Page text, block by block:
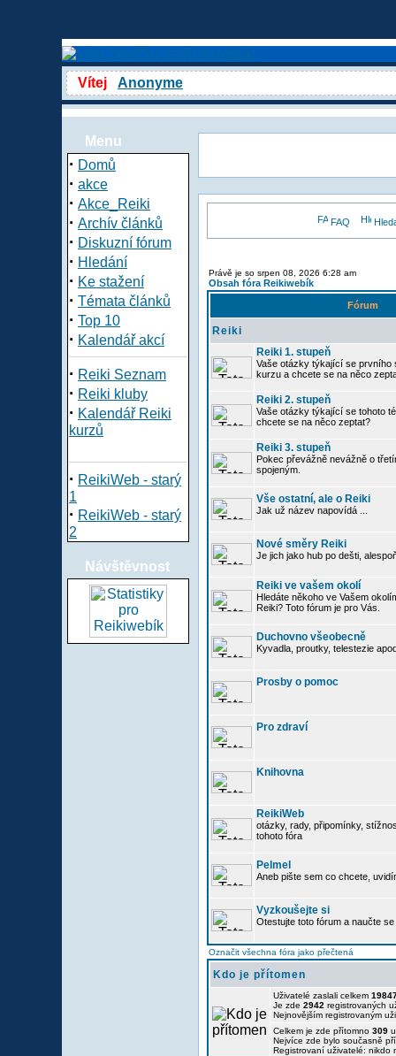
Vítej Anonyme
Menu
· Domů
· akce
· Akce_Reiki
· Archív článků
· Diskuzní fórum
· Hledání
· Ke stažení
· Témata článků
· Top 10
· Kalendář akcí
· Reiki Seznam
· Reiki kluby
· Kalendář Reiki
kurzů
· ReikiWeb - starý
1
· ReikiWeb - starý
2
Návštěvnost
FAQ
Právě je so srpen 08, 2026 6:28 am
Obsah fóra Reikiwebík
Fórum
Reiki
Reiki 1. stupeň
Vaše otázky týkající se prvního
kurzu a chcete se na něco
Reiki 2. stupeň
Vaše otázky týkající se tohoto
chcete se na něco zeptat?
Reiki 3. stupeň
Pokec převážně nevážně o
spojeným.
Vše ostatní, ale o Reiki
Jak už název napovídá ...
Nové směry Reiki
Je jich jako hub po dešti,
Reiki ve vašem okolí
Hledáte někoho ve Vašem
Reiki? Toto fórum je pro Vás.
Duchovno všeobecně
Kyvadla, proutky, telestezie
Prosby o pomoc
Pro zdraví
Knihovna
ReikiWeb
otázky, rady, připomínky,
tohoto fóra
Pelmel
Aneb pište sem co chcete,
Vyzkoušejte si
Otestujte toto fórum a naučte
Označit všechna fóra jako přečtená
Kdo je přítomen
Uživatelé zaslali celkem
Je zde 2942 registrovaných
Nejnovějším registrovaným
Celkem je zde přítomno 309
Nejvíce zde bylo současně
Registrovaní uživatelé: nikdo